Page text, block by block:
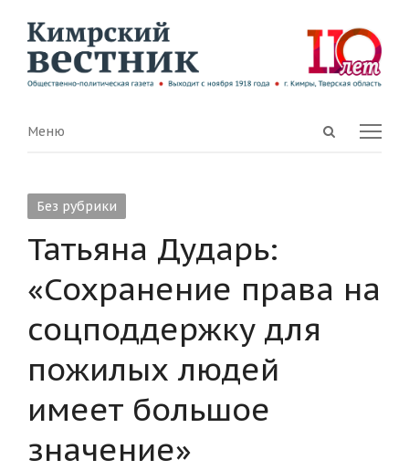
Open
Menu
Меню
Без рубрики
Татьяна Дударь:
«Сохранение права на
соцподдержку для
пожилых людей
имеет большое
значение»